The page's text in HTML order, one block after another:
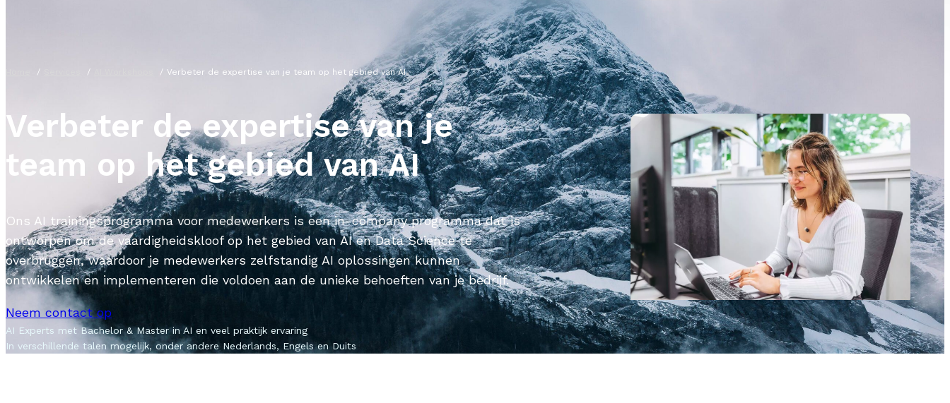
Verbeter de expertise van je team op het gebied van AI
Verbeter de expertise van je
team op het gebied van AI
Ons AI trainingsprogramma voor medewerkers is een in-company programma dat is
ontworpen om de vaardigheidskloof op het gebied van AI en Data Science te
overbruggen, waardoor je medewerkers zelfstandig AI oplossingen kunnen
ontwikkelen en implementeren die voldoen aan de unieke behoeften van je bedrijf.
Neem contact op
AI Experts met Bachelor & Master in AI en veel praktijk ervaring
In verschillende talen mogelijk, onder andere Nederlands, Engels en Duits